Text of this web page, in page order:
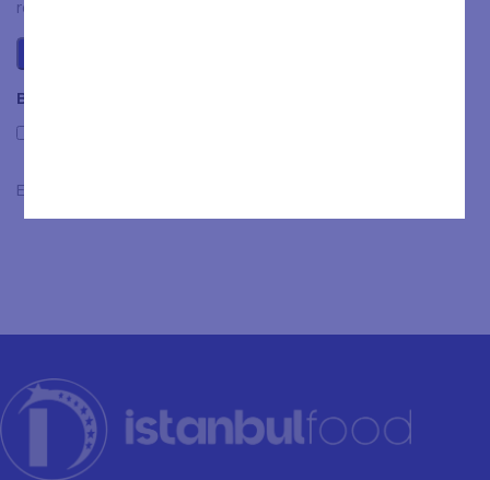
Beoordelingen
Er zijn nog geen beoordelingen.
review.